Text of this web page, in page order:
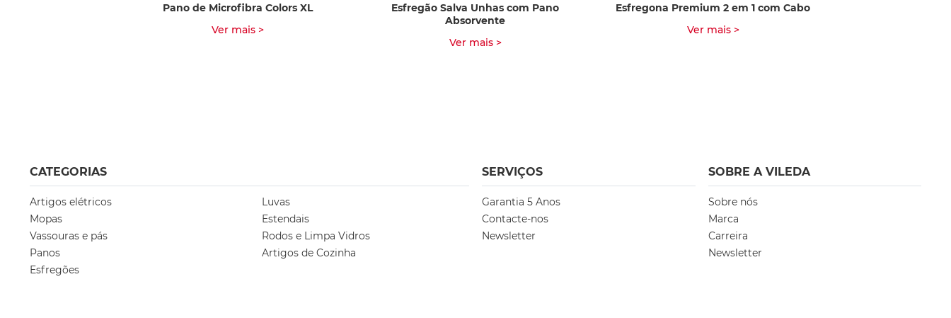
Pano de Microfibra Colors XL
Ver mais >
Esfregão Salva Unhas com Pano
Absorvente
Ver mais >
Esfregona Premium 2 em 1 com Cabo
Ver mais >
CATEGORIAS
Artigos elétricos
Mopas
Vassouras e pás
Panos
Esfregões
Luvas
Estendais
Rodos e Limpa Vidros
Artigos de Cozinha
SERVIÇOS
Garantia 5 Anos
Contacte-nos
Newsletter
SOBRE A VILEDA
Sobre nós
Marca
Carreira
Newsletter